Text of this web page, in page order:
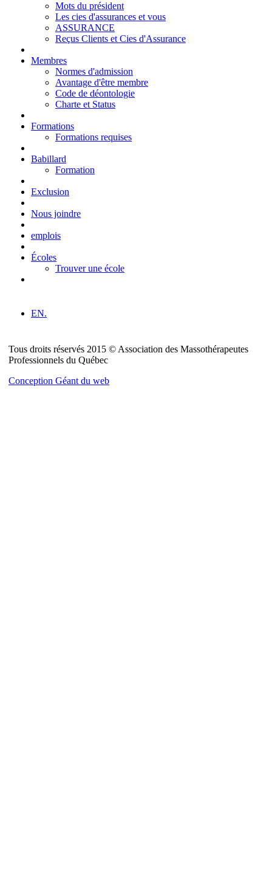
Mots du président
Les cies d'assurances et vous
ASSURANCE
Reçus Clients et Cies d'Assurance
Membres
Normes d'admission
Avantage d'être membre
Code de déontologie
Charte et Status
Formations
Formations requises
Babillard
Formation
Exclusion
Nous joindre
emplois
Écoles
Trouver une école
EN.
Tous droits réservés 2015 © Association des Massothérapeutes
Professionnels du Québec
Conception Géant du web